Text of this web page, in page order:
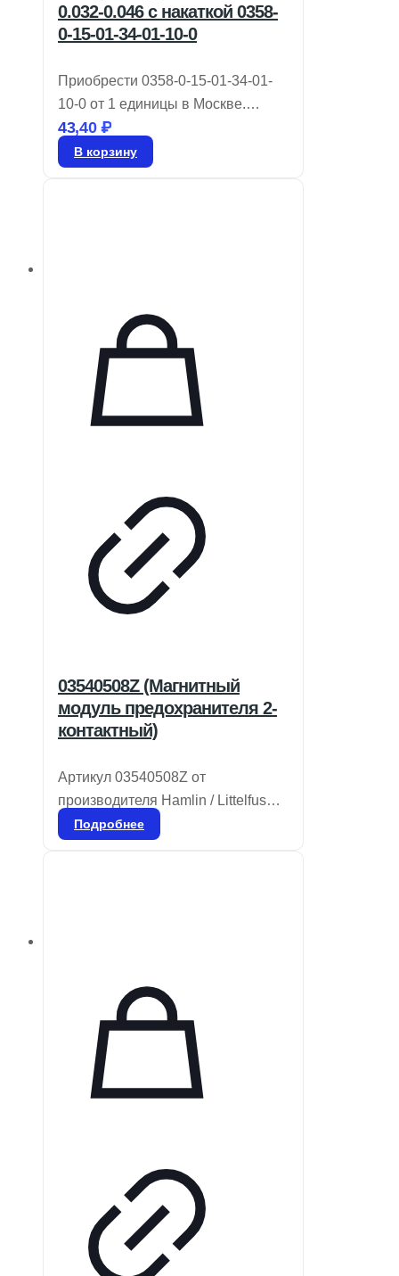
0.032-0.046 с накаткой 0358-
0-15-01-34-01-10-0
Приобрести 0358-0-15-01-34-01-
10-0 от 1 единицы в Москве.
Производитель MILL-MAX. В
наличии на складе 76811 штук.
43,40 ₽
В корзину
03540508Z (Магнитный
модуль предохранителя 2-
контактный)
Артикул 03540508Z от
производителя Hamlin / Littelfuse
представляет собой 2-контактный
ссылкам 1.03540508Z.pdf и
2.03540508Z.pdf. Уровень
чувствительности к влаге (MSL) не
применяется. Другие
наименования: 3540508Z.
Подробнее